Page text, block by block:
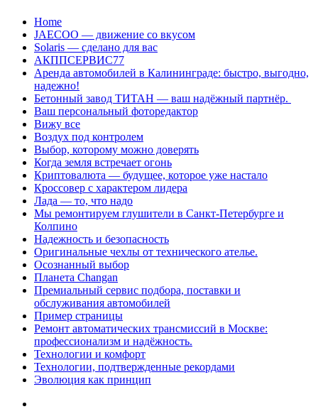
Перейти
содержанию
Home
JAECOO — движение со вкусом
Solaris — сделано для вас
АКППСЕРВИС77
Аренда автомобилей в Калининграде: быстро, выгодно,
надежно!
Бетонный завод ТИТАН — ваш надёжный партнёр.
Ваш персональный фоторедактор
Вижу все
Воздух под контролем
Выбор, которому можно доверять
Когда земля встречает огонь
Криптовалюта — будущее, которое уже настало
Кроссовер с характером лидера
Лада — то, что надо
Мы ремонтируем глушители в Санкт-Петербурге и
Колпино
Надежность и безопасность
Оригинальные чехлы от технического ателье.
Осознанный выбор
Планета Changan
Премиальный сервис подбора, поставки и
обслуживания автомобилей
Пример страницы
Ремонт автоматических трансмиссий в Москве:
профессионализм и надёжность.
Технологии и комфорт
Технологии, подтвержденные рекордами
Эволюция как принцип